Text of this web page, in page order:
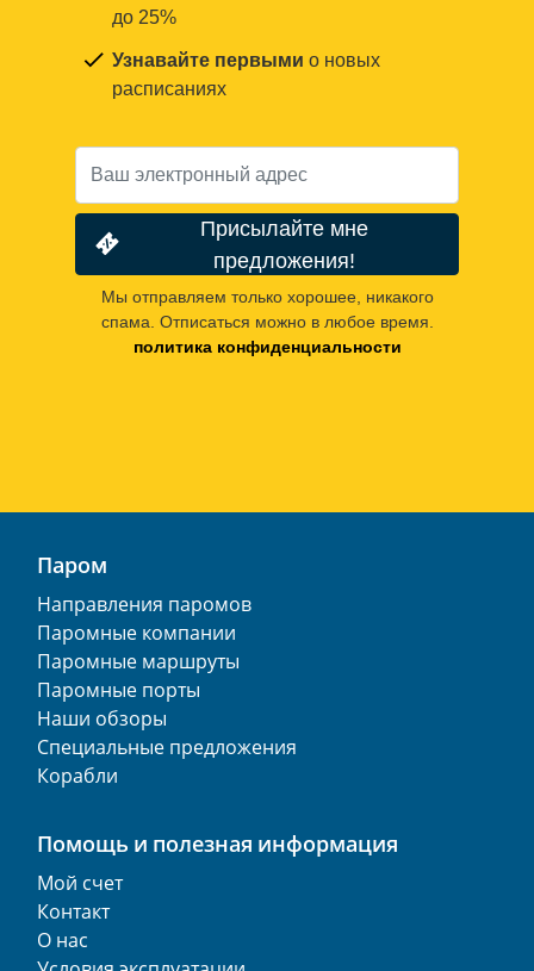
до 25%
Узнавайте первыми о новых
расписаниях
Присылайте мне
предложения!
Мы отправляем только хорошее, никакого
спама. Отписаться можно в любое время.
политика конфиденциальности
Паром
Направления паромов
Паромные компании
Паромные маршруты
Паромные порты
Наши обзоры
Специальные предложения
Корабли
Помощь и полезная информация
Мой счет
Контакт
О нас